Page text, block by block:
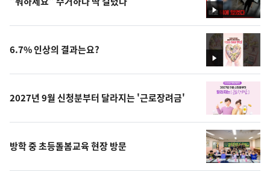
영
상
영
상
6.7% 인상의 결과는요?
2027년 9월 신청분부터 달라지는 '근로장려금'
방학 중 초등돌봄교육 현장 방문